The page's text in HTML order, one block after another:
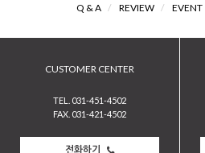
Q & A / REVIEW / EVENT
CUSTOMER CENTER
TEL. 031-451-4502
FAX. 031-421-4502
전화하기